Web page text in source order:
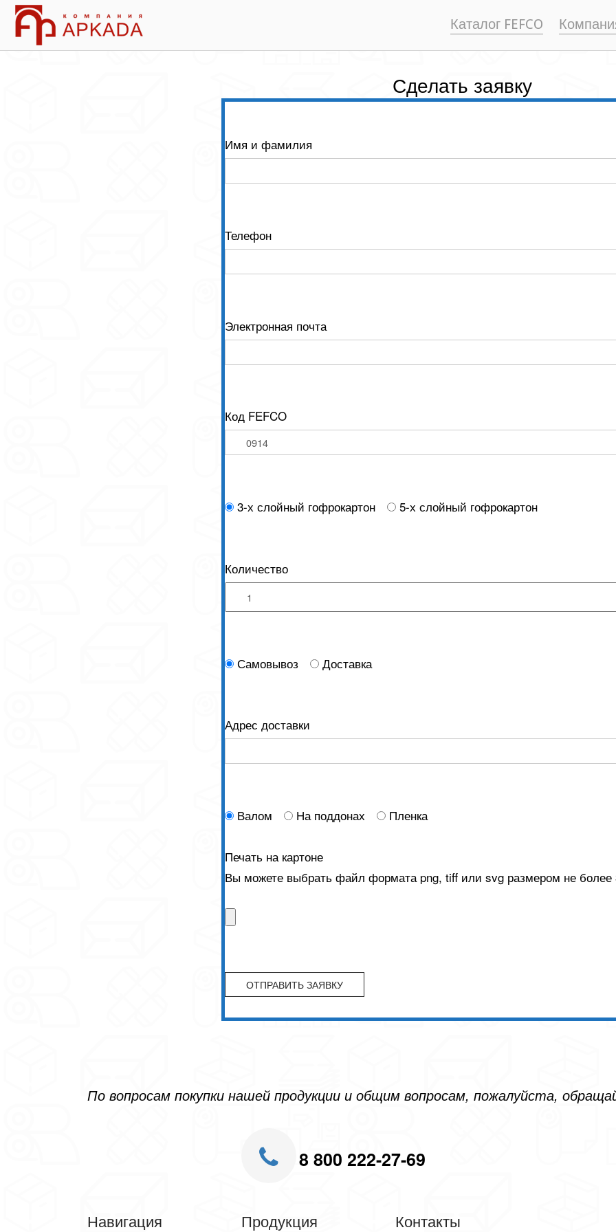
Skip
content
Home
Каталог FEFCO
Сделать заявку
Имя и фамилия
Телефон
Электронная почта
Код FEFCO
3-х слойный гофрокартон 5-х слойный гофрокартон
Количество
Самовывоз Доставка
Адрес доставки
Валом На поддонах Пленка
Печать на картоне
Вы можете выбрать файл формата png, tiff или svg размером не
По вопросам покупки нашей продукции и общим вопросам, пожалуйста,
8 800 222-27-69
Навигация Продукция Контакты